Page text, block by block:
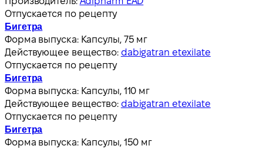
Отпускается по рецепту
Бигетра
Форма выпуска: Капсулы, 75 мг
Действующее вещество: dabigatran etexilate
Отпускается по рецепту
Бигетра
Форма выпуска: Капсулы, 110 мг
Действующее вещество: dabigatran etexilate
Отпускается по рецепту
Бигетра
Форма выпуска: Капсулы, 150 мг